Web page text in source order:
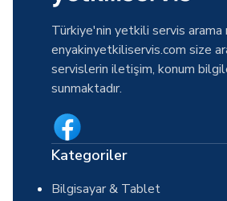
Türkiye'nin yetkili servis arama
enyakinyetkiliservis.com size
servislerin iletişim, konum
sunmaktadır.
Kategoriler
Bilgisayar & Tablet